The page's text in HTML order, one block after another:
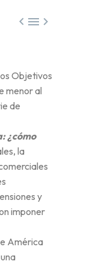

Objetivos
menor al
de
¿cómo
la
y
imponer
América